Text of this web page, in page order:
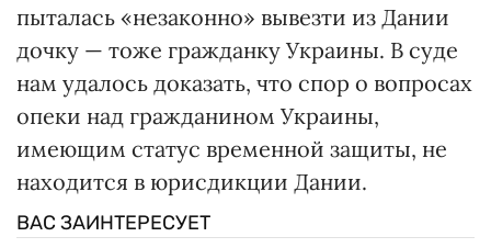
пыталась «незаконно» вывезти из Дании
дочку — тоже гражданку Украины. В суде
нам удалось доказать, что спор о вопросах
опеки над гражданином Украины,
имеющим статус временной защиты, не
находится в юрисдикции Дании.
ВАС ЗАИНТЕРЕСУЕТ